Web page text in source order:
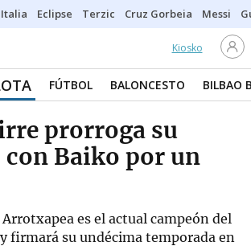
Italia Eclipse Terzic Cruz Gorbeia Messi
Kiosko
FÚTBOL BALONCESTO BILBAO
prorroga su
Baiko por un
es el actual campeón del
y firmará su undécima temporada en